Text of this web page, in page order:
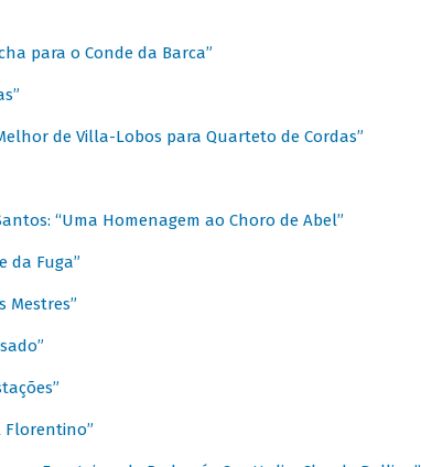
para o Conde da Barca”
de Villa-Lobos para Quarteto de Cordas”
“Uma Homenagem ao Choro de Abel”
da Fuga”
Mestres”
Florentino”